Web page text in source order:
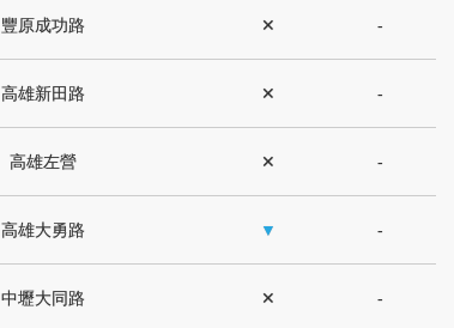
豐原成功路 ✕ -
高雄新田路 ✕ -
高雄左營 ✕ -
高雄大勇路 ▼ -
中壢大同路 ✕ -